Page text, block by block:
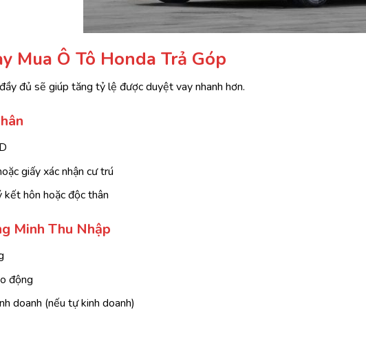
Mua Ô Tô Honda Trả Góp
đủ sẽ giúp tăng tỷ lệ được duyệt vay nhanh hơn.
giấy xác nhận cư trú
kết hôn hoặc độc thân
Minh Thu Nhập
động
doanh (nếu tự kinh doanh)